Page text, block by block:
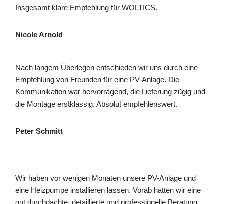
Insgesamt klare Empfehlung für WOLTICS.
Nicole Arnold
Nach langem Überlegen entschieden wir uns durch eine
Empfehlung von Freunden für eine PV-Anlage. Die
Kommunikation war hervorragend, die Lieferung zügig und
die Montage erstklassig. Absolut empfehlenswert.
Peter Schmitt
Wir haben vor wenigen Monaten unsere PV-Anlage und
eine Heizpumpe installieren lassen. Vorab hatten wir eine
gut durchdachte, detaillierte und professionelle Beratung.